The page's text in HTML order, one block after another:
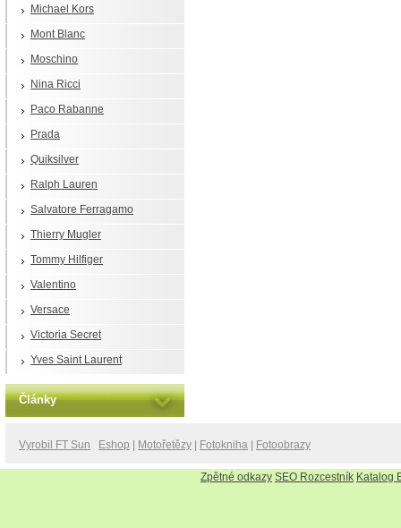
Michael Kors
Mont Blanc
Moschino
Nina Ricci
Paco Rabanne
Prada
Quiksilver
Ralph Lauren
Salvatore Ferragamo
Thierry Mugler
Tommy Hilfiger
Valentino
Versace
Victoria Secret
Yves Saint Laurent
Články
Vyrobil FT Sun Eshop Motořetězy Fotokniha Fotoobrazy
Zpětné odkazy SEO Rozcestník Katalog